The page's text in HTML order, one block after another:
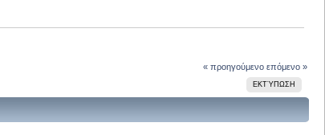
« προηγούμενο επόμενο »
ΕΚΤΎΠΩΣΗ